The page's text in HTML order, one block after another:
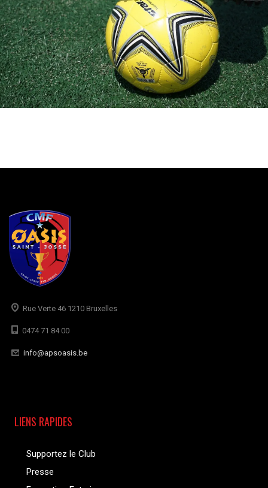
Rue Verte 46 1210 Bruxelles
0474 71 84 00
info@apsoasis.be
LIENS RAPIDES
Supportez le Club
Presse